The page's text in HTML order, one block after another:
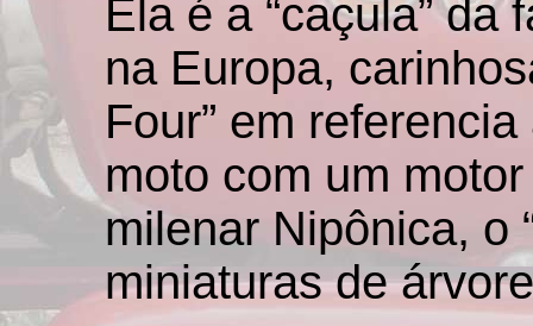
Ela é a “caçula” da
na Europa,
Four” em
moto com um
milenar Nipônica, o
miniaturas de